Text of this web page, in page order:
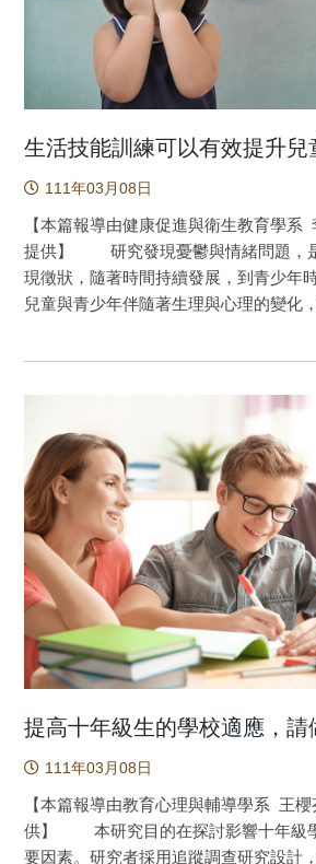
健康問題的可能性。此外，由於現下在
使用非常普遍，當大學或精神健康服務
學生有憂鬱和焦慮的情況，應意識到問
潛在影響，從而篩查其問題性社交媒體
作為精神健康處遇計畫的一部分。 原文
& Griffiths, M. D. (2022). Reciprocal
Problematic Social Media Use,
Psychological Distress Among
Month Longitudinal Study. Frontiers in
858482. https://doi.org/10.3389/
關性，透過線上問卷調查進行橫斷性研
究對象。 以往在探討追劇行為這項
劇行為、過度追劇的測量一直是個待解
究採用「問題性追劇量表(Problematic
PSWS的測量概念由Griffiths提出的行為
分(量表分數範圍：6~30分)，有33.7%的
癮的高風險族群(量表得分≧18分)。由
PSWS得分較高者，其憂鬱感、社交互
表得分也顯著愈高，表示當研究對象愈
的憂鬱感、社交互動焦慮、孤獨感的
正視追劇和心理健康的關聯性，本研究
推動心理健康促進介入的參考。 原文出
Chang, Y. J. (2021). Associations of
Watching with Depression, Social
Loneliness. International journal of
and public health, 18(3), 1168.
https://doi.org/10.3390/ijerph18031168
生活技能訓練可以有效提升兒
111年03月08日
【本篇報導由健康促進與衛生教育學系
提供】 研究發現憂鬱與情緒問題，
現徵狀，隨著時間持續發展，到青少年
兒童與青少年伴隨著生理與心理的變化
能的單元，對照組學校仍依原本教學進
後，結果發現實驗組在情緒管控的認知
控制組，同時實驗組的男童在憂鬱得分
但女生沒有差異。 從理論、驗證到實踐去造成實質有效
改變是非常重要但也非常困難的，從長
行為與解析社會文化脈絡、驗證韌性理
韌性是李思賢教授團隊一系列的成果。
著重於知識填鴨教育，強調尊師重道，
與說出自己的想法。我們以做中學（
策略，選取聯合國在預防孩子行為問題
程，培養覺察情緒、控制憤怒、精確與
寓於遊戲，學習於歡樂。本研究是由十
能課程，將提升孩子韌性付諸於實踐，
實質影響。課程開發歷時兩年，研究團
活情境與社會文化脈絡到教案中，鑽研
題（簡稱PILOT），合計27堂課，分2年
提高十年級生的學校適應，請
111年03月08日
【本篇報導由教育心理與輔導學系 王
供】 本研究目的在探討影響十年級
要因素。研究者採用追蹤調查研究設計